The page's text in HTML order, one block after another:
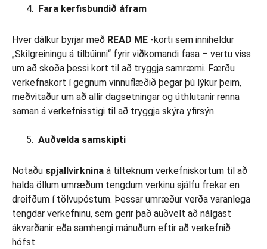
Fara kerfisbundið áfram
Hver dálkur byrjar með READ ME -korti sem inniheldur
„Skilgreiningu á tilbúinni“ fyrir viðkomandi fasa – vertu viss
um að skoða þessi kort til að tryggja samræmi. Færðu
verkefnakort í gegnum vinnuflæðið þegar þú lýkur þeim,
meðvitaður um að allir dagsetningar og úthlutanir renna
saman á verkefnisstigi til að tryggja skýra yfirsýn.
Auðvelda samskipti
Notaðu spjallvirknina á tilteknum verkefniskortum til að
halda öllum umræðum tengdum verkinu sjálfu frekar en
dreifðum í tölvupóstum. Þessar umræður verða varanlega
tengdar verkefninu, sem gerir það auðvelt að nálgast
ákvarðanir eða samhengi mánuðum eftir að verkefnið
hófst.